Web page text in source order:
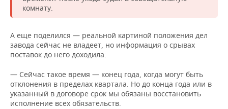
комнату.
А еще поделился — реальной картиной положения дел
завода сейчас не владеет, но информация о срывах
поставок до него доходила:
— Сейчас такое время — конец года, когда могут быть
отклонения в пределах квартала. Но до конца года или в
указанный в договоре срок мы обязаны восстановить
исполнение всех обязательств.